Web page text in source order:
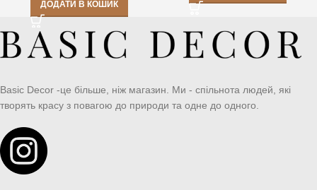
ДОДАТИ В КОШИК
Basic Decor -це більше, ніж магазин. Ми - спільнота людей, які
творять красу з повагою до природи та одне до одного.